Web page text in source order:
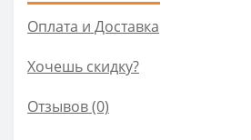
Оплата и Доставка
Хочешь скидку?
Отзывов (0)